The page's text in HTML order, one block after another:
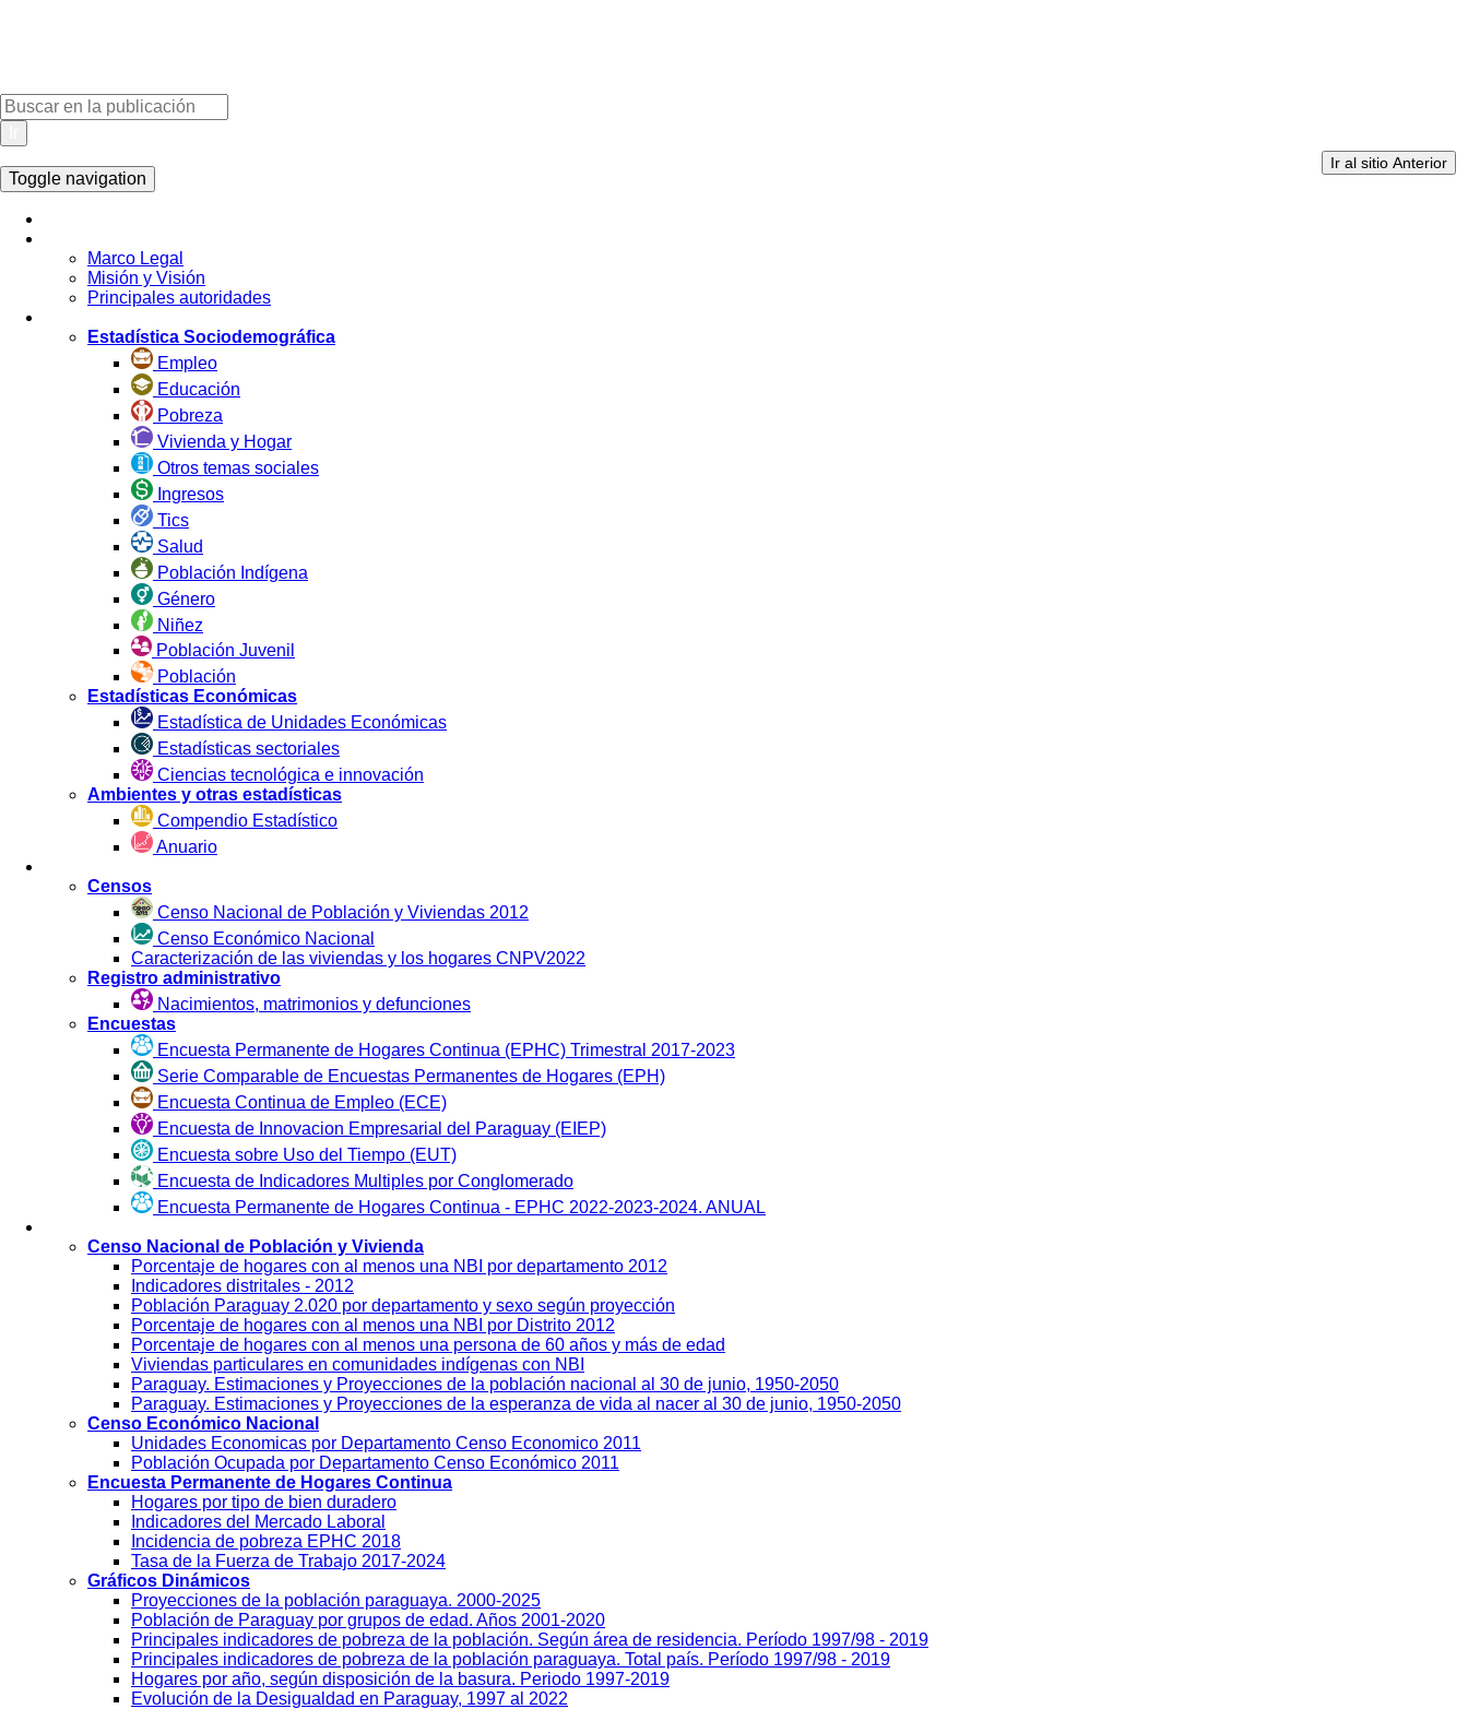
Ir al sitio Anterior
Toggle navigation
Marco Legal
Misión y Visión
Principales autoridades
Estadística Sociodemográfica
Empleo
Educación
Pobreza
Vivienda y Hogar
Otros temas sociales
Ingresos
Tics
Salud
Población Indígena
Género
Niñez
Población Juvenil
Población
Estadísticas Económicas
Estadística de Unidades Económicas
Estadísticas sectoriales
Ciencias tecnológica e innovación
Ambientes y otras estadísticas
Compendio Estadístico
Anuario
Censos
Censo Nacional de Población y Viviendas 2012
Censo Económico Nacional
Caracterización de las viviendas y los hogares CNPV2022
Registro administrativo
Nacimientos, matrimonios y defunciones
Encuestas
Encuesta Permanente de Hogares Continua (EPHC) Trimestral 2017-2023
Serie Comparable de Encuestas Permanentes de Hogares (EPH)
Encuesta Continua de Empleo (ECE)
Encuesta de Innovacion Empresarial del Paraguay (EIEP)
Encuesta sobre Uso del Tiempo (EUT)
Encuesta de Indicadores Multiples por Conglomerado
Encuesta Permanente de Hogares Continua - EPHC 2022-2023-2024. ANUAL
Censo Nacional de Población y Vivienda
Porcentaje de hogares con al menos una NBI por departamento 2012
Indicadores distritales - 2012
Población Paraguay 2.020 por departamento y sexo según proyección
Porcentaje de hogares con al menos una NBI por Distrito 2012
Porcentaje de hogares con al menos una persona de 60 años y más de edad
Viviendas particulares en comunidades indígenas con NBI
Paraguay. Estimaciones y Proyecciones de la población nacional al 30 de junio, 1950-2050
Paraguay. Estimaciones y Proyecciones de la esperanza de vida al nacer al 30 de junio, 1950-2050
Censo Económico Nacional
Unidades Economicas por Departamento Censo Economico 2011
Población Ocupada por Departamento Censo Económico 2011
Encuesta Permanente de Hogares Continua
Hogares por tipo de bien duradero
Indicadores del Mercado Laboral
Incidencia de pobreza EPHC 2018
Tasa de la Fuerza de Trabajo 2017-2024
Gráficos Dinámicos
Proyecciones de la población paraguaya. 2000-2025
Población de Paraguay por grupos de edad. Años 2001-2020
Principales indicadores de pobreza de la población. Según área de residencia. Período 1997/98 - 2019
Principales indicadores de pobreza de la población paraguaya. Total país. Período 1997/98 - 2019
Hogares por año, según disposición de la basura. Periodo 1997-2019
Evolución de la Desigualdad en Paraguay, 1997 al 2022